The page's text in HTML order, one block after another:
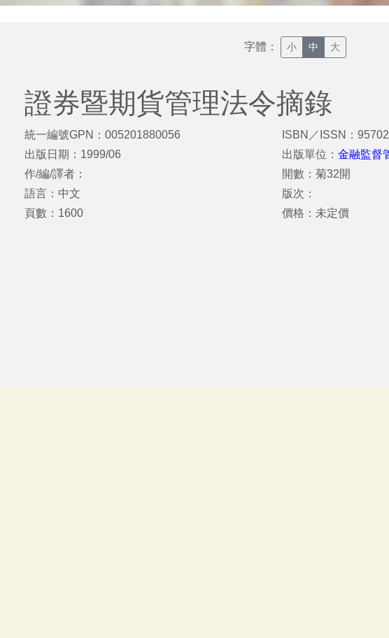
字體： 小 中 大
證券暨期貨管理法令摘錄
統一編號GPN：005201880056
出版日期：1999/06
作/編/譯者：
語言：中文
頁數：1600
ISBN／ISSN：
出版單位：金融監督
開數：菊32開
版次：
價格：未定價